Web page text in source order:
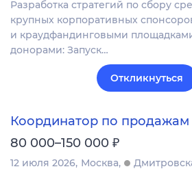
Разработка стратегий по сбору
крупных корпоративных
и краудфандинговыми
донорами: Запуск…
Откликнуться
Координатор по продажам
80 000–150 000 ₽
12 июля 2026 Москва